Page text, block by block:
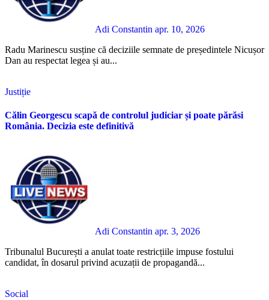
Adi Constantin apr. 10, 2026
Radu Marinescu susține că deciziile semnate de președintele Nicușor
Dan au respectat legea și au...
Justiție
Călin Georgescu scapă de controlul judiciar și poate părăsi
România. Decizia este definitivă
Adi Constantin apr. 3, 2026
Tribunalul București a anulat toate restricțiile impuse fostului
candidat, în dosarul privind acuzații de propagandă...
Social